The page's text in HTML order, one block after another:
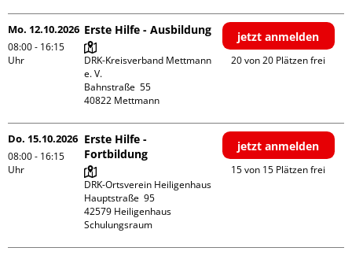
Mo. 12.10.2026
08:00 - 16:15
Uhr
Erste Hilfe - Ausbildung
DRK-Kreisverband Mettmann
e. V.
Bahnstraße  55
jetzt anmelden
20 von 20 Plätzen frei
Do. 15.10.2026
08:00 - 16:15
Uhr
Erste Hilfe -
Fortbildung
DRK-Ortsverein Heiligenhaus
Hauptstraße  95
42579 Heiligenhaus
Schulungsraum
jetzt anmelden
15 von 15 Plätzen frei